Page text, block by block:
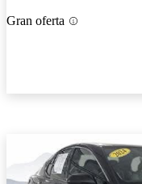
Gran oferta